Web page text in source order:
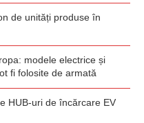
de unități produse în
modele electrice și
fi folosite de armată
HUB-uri de încărcare EV